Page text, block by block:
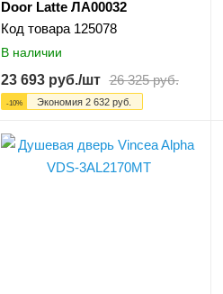
Door Latte ЛА00032
Код товара 125078
В наличии
23 693руб./шт 26 325руб.
-10% Экономия 2 632руб.